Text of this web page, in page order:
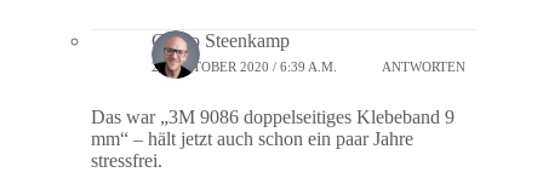
Guido Steenkamp
22. OKTOBER 2020 / 6:39 A.M. ANTWORTEN
Das war „3M 9086 doppelseitiges Klebeband 9
mm“ – hält jetzt auch schon ein paar Jahre
stressfrei.